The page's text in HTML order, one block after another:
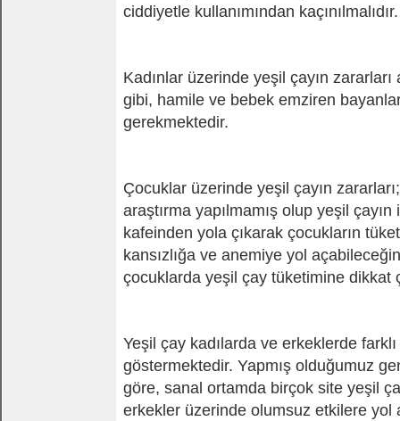
ciddiyetle kullanımından kaçınılmalıdır.
Kadınlar üzerinde yeşil çayın zararları
gibi, hamile ve bebek emziren
gerekmektedir.
Çocuklar üzerinde yeşil çayın
araştırma yapılmamış olup yeşil
kafeinden yola çıkarak çocukların
kansızlığa ve anemiye yol
çocuklarda yeşil çay tüketimine dikkat
Yeşil çay kadılarda ve erkeklerde
göstermektedir. Yapmış olduğumuz
göre, sanal ortamda birçok site yeşil
erkekler üzerinde olumsuz etkilere yol